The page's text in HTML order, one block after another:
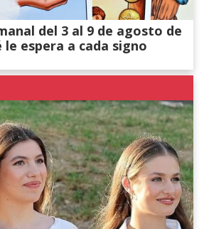
del 3 al 9 de agosto de
le espera a cada signo